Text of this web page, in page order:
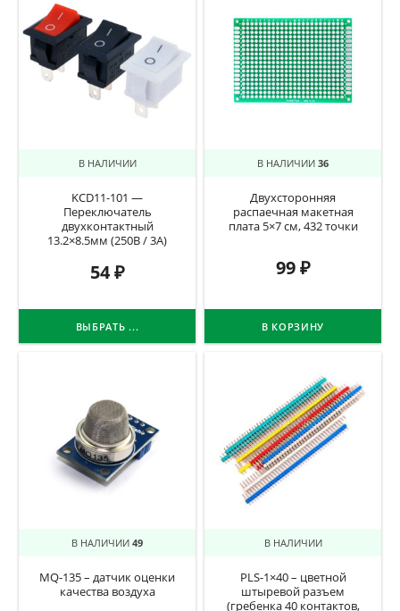
В НАЛИЧИИ
KCD11-101 —
Переключатель
двухконтактный
13.2×8.5мм (250В / 3А)
54₽
ВЫБРАТЬ ...
В НАЛИЧИИ 36
Двухсторонняя
распаечная макетная
плата 5×7 см, 432 точки
99₽
В КОРЗИНУ
В НАЛИЧИИ 49
MQ-135 – датчик оценки
качества воздуха
В НАЛИЧИИ
PLS-1×40 – цветной
штыревой разъем
(гребенка 40 контактов,